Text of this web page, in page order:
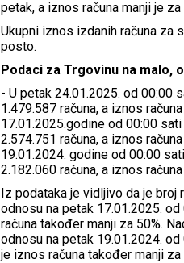
petak, a iznos računa manji je za
Ukupni iznos izdanih računa za
posto.
Podaci za Trgovinu na
- U petak 24.01.2025. od 00:00
1.479.587 računa, a iznos
17.01.2025.godine od 00:00
2.574.751 računa, a iznos
19.01.2024. godine od 00:00
2.182.060 računa, a iznos
Iz podataka je vidljivo da je broj
odnosu na petak 17.01.2025.
računa također manji za 50%.
odnosu na petak 19.01.2024.
je iznos računa također manji za